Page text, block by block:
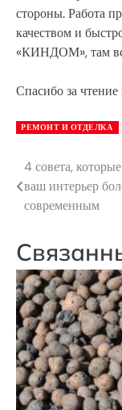
стороны. Работа
качеством и
«КИНДОМ», там
Спасибо за
РЕМОНТ И ОТДЕЛКА
Навигация
по
4 совета,
ваш интерьер
современным